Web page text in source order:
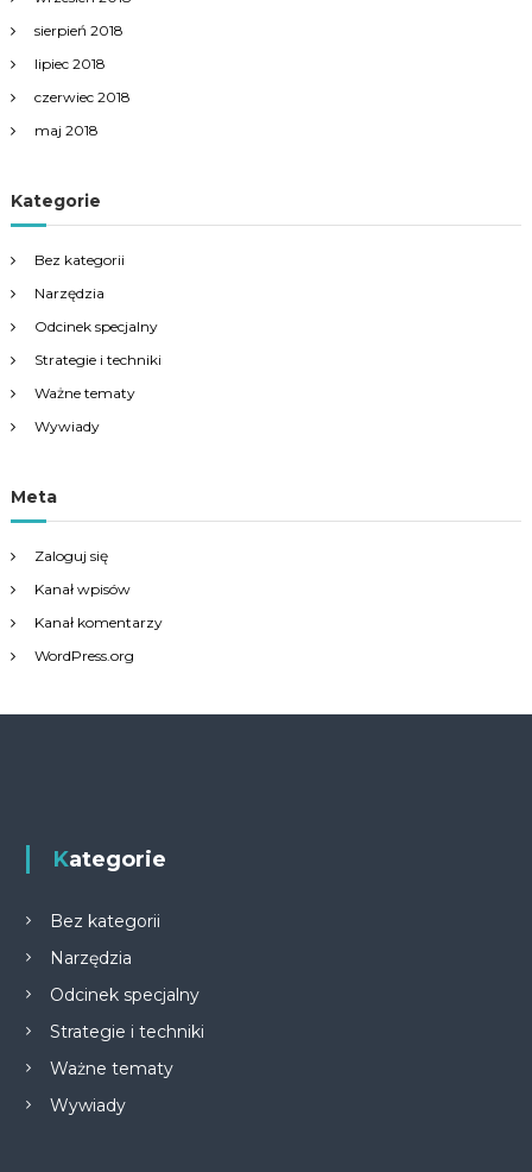
sierpień 2018
lipiec 2018
czerwiec 2018
maj 2018
Kategorie
Bez kategorii
Narzędzia
Odcinek specjalny
Strategie i techniki
Ważne tematy
Wywiady
Meta
Zaloguj się
Kanał wpisów
Kanał komentarzy
WordPress.org
Kategorie
Bez kategorii
Narzędzia
Odcinek specjalny
Strategie i techniki
Ważne tematy
Wywiady